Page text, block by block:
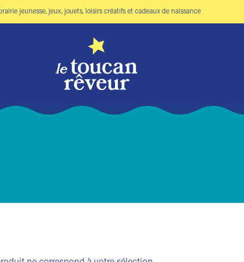
jeunesse, jeux, jouets, loisirs créatifs et cadeaux de naissance